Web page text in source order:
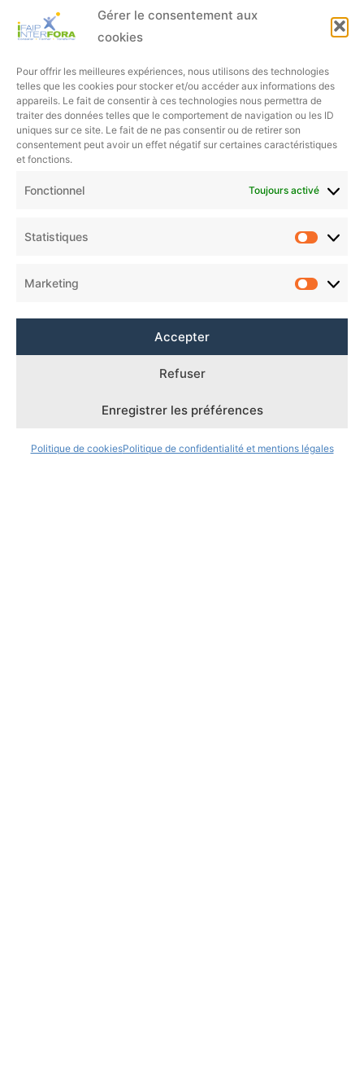
Gérer le consentement aux
cookies
Pour offrir les meilleures expériences, nous utilisons des technologies
telles que les cookies pour stocker et/ou accéder aux informations des
appareils. Le fait de consentir à ces technologies nous permettra de
traiter des données telles que le comportement de navigation ou les ID
uniques sur ce site. Le fait de ne pas consentir ou de retirer son
consentement peut avoir un effet négatif sur certaines caractéristiques
et fonctions.
Fonctionnel Toujours activé
Statistiques
Marketing
Accepter
Refuser
Enregistrer les préférences
Politique de cookiesPolitique de confidentialité et mentions légales
Charte de protection des données personnelles
Règlement Intérieur du CFA INTERFORA IFAIP